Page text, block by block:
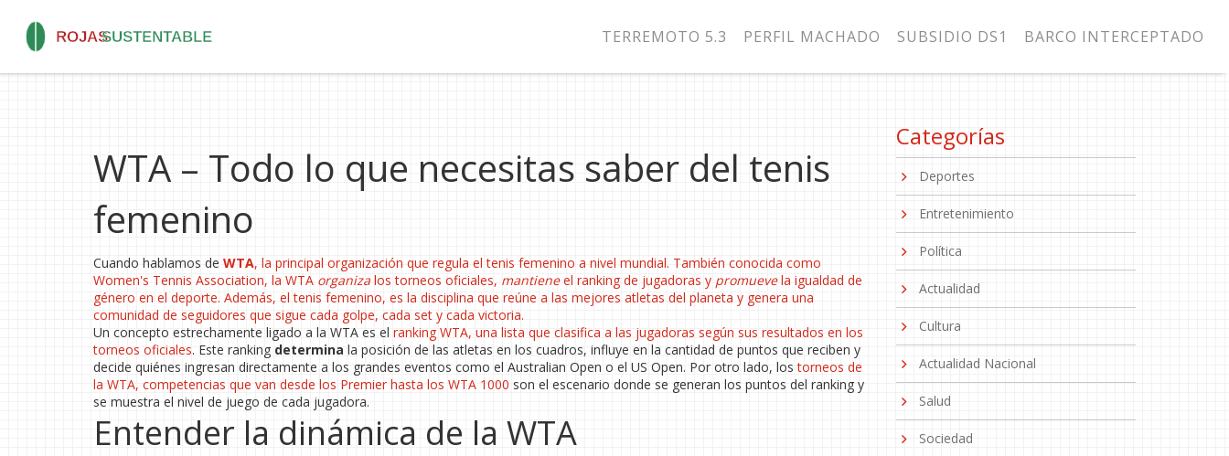
TERREMOTO 5.3 PERFIL MACHADO SUBSIDIO DS1 BARCO INTERCEPTADO
WTA – Todo lo que necesitas saber del tenis
femenino
Cuando hablamos de WTA, la principal organización que regula el tenis femenino a nivel mundial. También conocida como
Women's Tennis Association, la WTA organiza los torneos oficiales, mantieneel ranking de jugadoras y promuevela igualdad de
género en el deporte. Además, eltenis femenino, es la disciplina que reúne a las mejores atletas del planeta y genera una
comunidad de seguidores que sigue cada golpe, cada set y cada victoria.
Un concepto estrechamente ligado a la WTA es el ranking WTA, una lista que clasifica a las jugadoras según sus resultados en los
torneos oficiales. Este ranking determina la posición de las atletas en los cuadros, influye en la cantidad de puntos que reciben y
decide quiénes ingresan directamente a los grandes eventos como el Australian Open o el US Open. Por otro lado, lostorneos de
la WTA, competencias que van desde los Premier hasta los WTA 1000 son el escenario donde se generan los puntos del ranking y
se muestra el nivel de juego de cada jugadora.
Entender la dinámica de la WTA
Categorías
Deportes
Entretenimiento
Política
Actualidad
Cultura
Actualidad Nacional
Salud
Sociedad